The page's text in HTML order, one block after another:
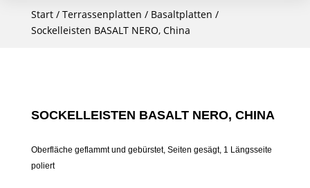
Start/ Terrassenplatten / Basaltplatten /
Sockelleisten BASALT NERO, China
SOCKELLEISTEN BASALT NERO, CHINA
Oberfläche geflammt und gebürstet, Seiten gesägt, 1 Längsseite
poliert